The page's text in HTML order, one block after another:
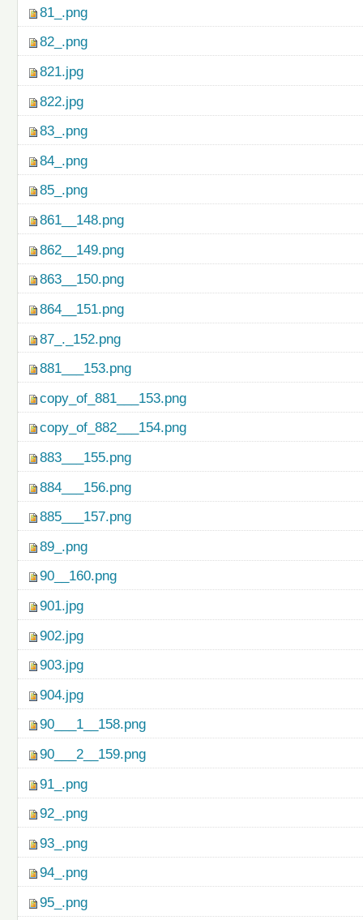
81_.png
82_.png
821.jpg
822.jpg
83_.png
84_.png
85_.png
861__148.png
862__149.png
863__150.png
864__151.png
87_._152.png
881___153.png
copy_of_881___153.png
copy_of_882___154.png
883___155.png
884___156.png
885___157.png
89_.png
90__160.png
901.jpg
902.jpg
903.jpg
904.jpg
90___1__158.png
90___2__159.png
91_.png
92_.png
93_.png
94_.png
95_.png